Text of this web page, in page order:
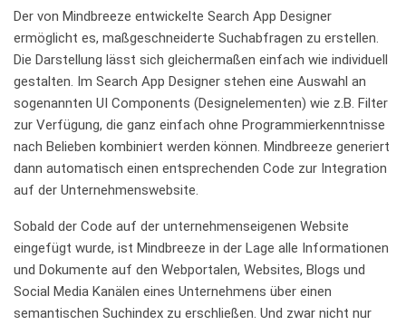
Der von Mindbreeze entwickelte Search App Designer
ermöglicht es, maßgeschneiderte Suchabfragen zu erstellen.
Die Darstellung lässt sich gleichermaßen einfach wie individuell
gestalten. Im Search App Designer stehen eine Auswahl an
sogenannten UI Components (Designelementen) wie z.B. Filter
zur Verfügung, die ganz einfach ohne Programmierkenntnisse
nach Belieben kombiniert werden können. Mindbreeze generiert
dann automatisch einen entsprechenden Code zur Integration
auf der Unternehmenswebsite.
Sobald der Code auf der unternehmenseigenen Website
eingefügt wurde, ist Mindbreeze in der Lage alle Informationen
und Dokumente auf den Webportalen, Websites, Blogs und
Social Media Kanälen eines Unternehmens über einen
semantischen Suchindex zu erschließen. Und zwar nicht nur